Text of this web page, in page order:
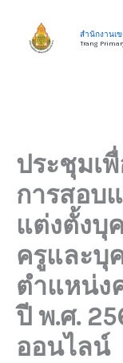
content
สำนักงานเ
Trang
ประชุมเ
การสอบ
แต่งตั้งบุ
ครูและบุ
ตำแหน่ง
ปี พ.ศ.
ออนไลน์